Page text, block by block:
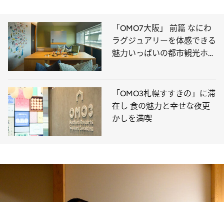
「OMO7大阪」 前篇 なにわ
ラグジュアリーを体感できる
魅力いっぱいの都市観光ホテ
「OMO3札幌すすきの」に滞
在し 食の魅力と幸せな夜更
かしを満喫